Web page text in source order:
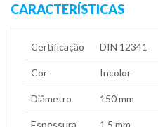
CARACTERÍSTICAS
Certificação DIN 12341
Cor Incolor
Diâmetro 150 mm
Espessura 1,5 mm